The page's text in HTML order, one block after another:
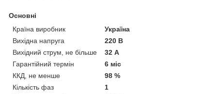
Основні
Країна виробник
Україна
Вихідна напруга
220 В
Вихідний струм, не більше
32 А
Гарантійний термін
6 міс
ККД, не менше
98 %
Кількість фаз
1